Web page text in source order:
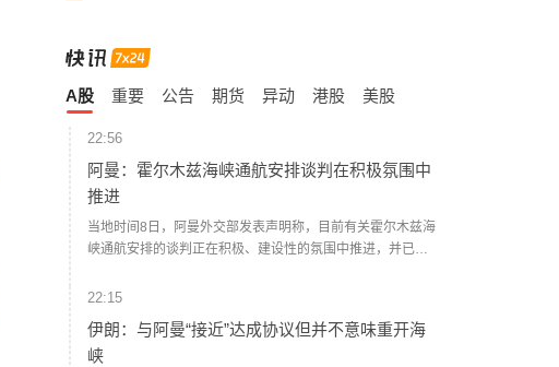
A股 重要 公告 期货 异动 港股 美股
22:56
阿曼：霍尔木兹海峡通航安排谈判在积极氛围中
推进
当地时间8日，阿曼外交部发表声明称，目前有关霍尔木兹海
峡通航安排的谈判正在积极、建设性的氛围中推进，并已取
响相关谈判以及已经取得进展的行动。声明同时对近期船只
示，相关行为违反国际法，侵犯沿岸国领海主权，并对海上
航行安全以及地区安全与稳定构成威胁。（央视新闻）
22:15
伊朗：与阿曼“接近”达成协议但并不意味重开海
峡